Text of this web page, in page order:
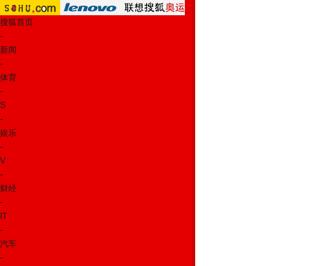
搜狐首页
-
新闻
-
体育
-
S
-
娱乐
-
V
-
财经
-
IT
-
汽车
-